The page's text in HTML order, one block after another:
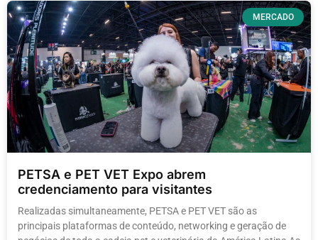
MERCADO
PETSA e PET VET Expo abrem
credenciamento para visitantes
Realizadas simultaneamente, PETSA e PET VET são as
principais plataformas de conteúdo, networking e geração de